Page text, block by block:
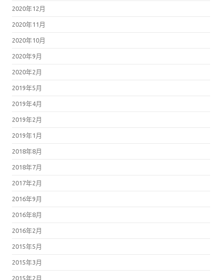
2020年12月
2020年11月
2020年10月
2020年9月
2020年2月
2019年5月
2019年4月
2019年2月
2019年1月
2018年8月
2018年7月
2017年2月
2016年9月
2016年8月
2016年2月
2015年5月
2015年3月
2015年2月